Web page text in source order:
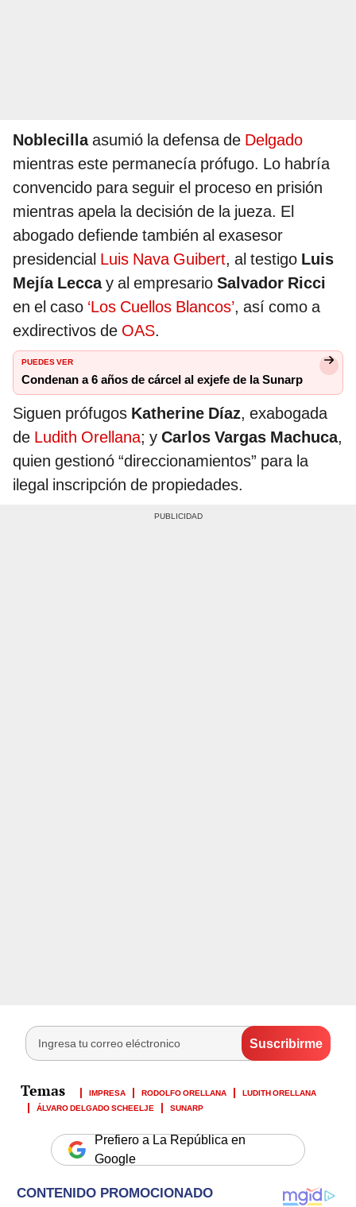
Noblecillaasumió la defensa de Delgado
mientras este permanecía prófugo. Lo habría
convencido para seguir el proceso en prisión
mientras apela la decisión de la jueza. El
abogado defiende también al exasesor
presidencial Luis Nava Guibert, al testigo Luis
Mejía Leccay al empresario Salvador Ricci
en el caso ‘Los Cuellos Blancos’, así como a
exdirectivos de OAS.
PUEDES VER
Condenan a 6 años de cárcel al exjefe de la Sunarp
Siguen prófugos Katherine Díaz, exabogada
de Ludith Orellana; y Carlos Vargas Machuca,
quien gestionó “direccionamientos” para la
ilegal inscripción de propiedades.
IMPRESA RODOLFO ORELLANA
LUDITH ORELLANA
ÁLVARO DELGADO SCHEELJE
SUNARP
Prefiero a La República en
Google